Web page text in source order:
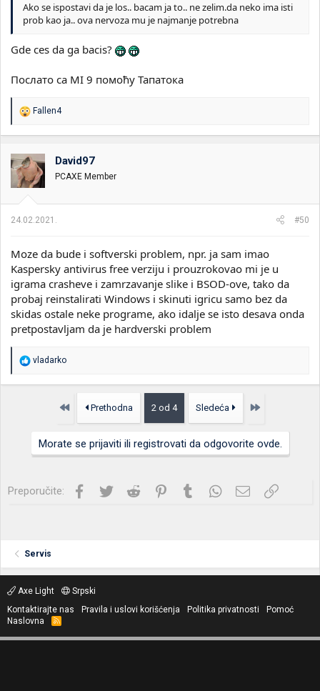
Ako se ispostavi da je los.. bacam ja to.. ne zelim.da neko ima isti
prob kao ja.. ova nervoza mu je najmanje potrebna
Gde ces da ga bacis?
Послато са MI 9 помоћу Тапатока
R
a
o
v
a
n
:
Fallen4
David97
PCAXE Member
24.02.2021. #50
Moze da bude i softverski problem, npr. ja sam imao
Kaspersky antivirus free verziju i prouzrokovao mi je u
igrama crasheve i zamrzavanje slike i BSOD-ove, tako da
probaj reinstalirati Windows i skinuti igricu samo bez da
skidas ostale neke programe, ako idalje se isto desava onda
pretpostavljam da je hardverski problem
R
a
vladarko
Prvo Prethodna 2 od 4 Sledeća Poslednja
Morate se prijaviti ili registrovati da odgovorite ovde.
Preporučite: Facebook
Twitter Reddit PinterestTumblrWhatsApp
Imejl Link
Servis
Axe Light
Srpski
Kontaktirajte nas
Pravila i uslovi korišćenja Politika privatnosti
Pomoć
Naslovna
R
S